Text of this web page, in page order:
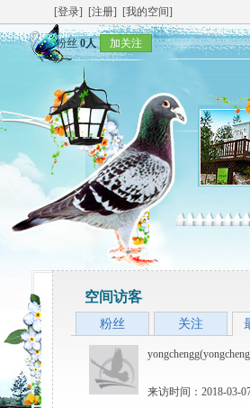
[登录] [注册] [我的空间]
粉丝0人 加关注
空间访客
粉丝 关注
来访时间：2018-03-